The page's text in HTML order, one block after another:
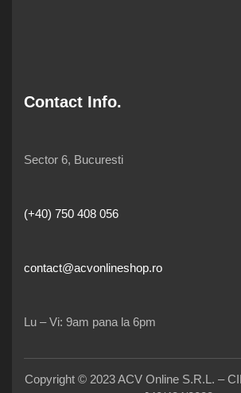
Contact Info.
Sector 6, Bucuresti
(+40) 750 408 056
contact@acvonlineshop.ro
Lu – Vi: 9am pana la 6pm
Copyright © 2023 ACV Online S.R.L. –